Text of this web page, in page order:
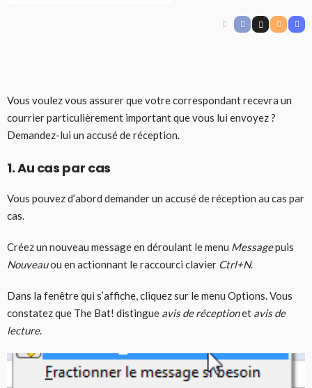
Vous voulez vous assurer que votre correspondant recevra un
courrier particulièrement important que vous lui envoyez ?
Demandez-lui un accusé de réception.
1. Au cas par cas
Vous pouvez d’abord demander un accusé de réception au cas par
cas.
Créez un nouveau message en déroulant le menu Messagepuis
Nouveauou en actionnant le raccourci clavier Ctrl+N.
Dans la fenêtre qui s’affiche, cliquez sur le menu Options. Vous
constatez que The Bat! distingue avis de réceptionet avis de
lecture.